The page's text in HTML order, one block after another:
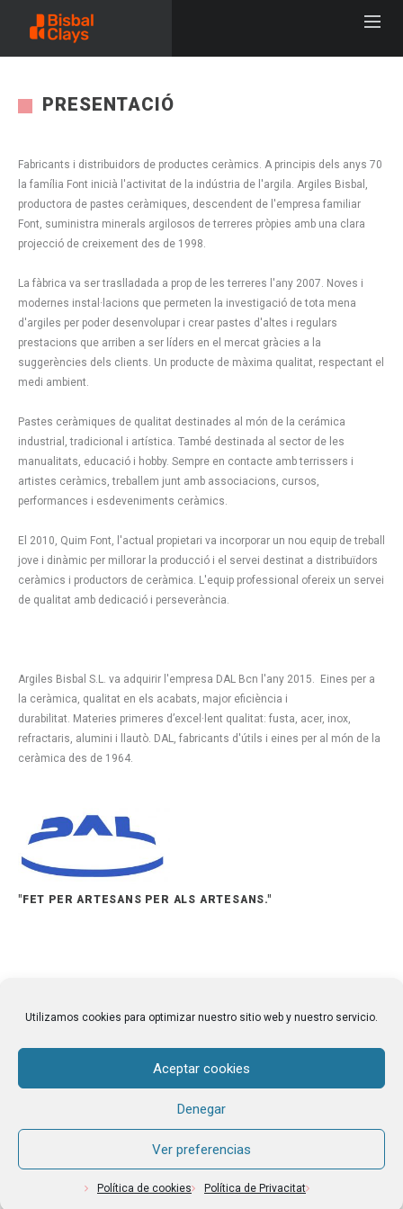
Utilizamos cookies para optimizar nuestro sitio web y nuestro servicio.
Aceptar cookies
Denegar
Ver preferencias
Política de cookies Política de Privacitat
PRESENTACIÓ
Fabricants i distribuidors de productes ceràmics. A principis dels anys 70
la família Font inicià l'activitat de la indústria de l'argila. Argiles Bisbal,
productora de pastes ceràmiques, descendent de l'empresa familiar
Font, suministra minerals argilosos de terreres pròpies amb una clara
projecció de creixement des de 1998.
La fàbrica va ser traslladada a prop de les terreres l'any 2007. Noves i
modernes instal·lacions que permeten la investigació de tota mena
d'argiles per poder desenvolupar i crear pastes d'altes i regulars
prestacions que arriben a ser líders en el mercat gràcies a la
suggerències dels clients. Un producte de màxima qualitat, respectant el
medi ambient.
Pastes ceràmiques de qualitat destinades al món de la cerámica
industrial, tradicional i artística. També destinada al sector de les
manualitats, educació i hobby. Sempre en contacte amb terrissers i
artistes ceràmics, treballem junt amb associacions, cursos,
performances i esdeveniments ceràmics.
El 2010, Quim Font, l'actual propietari va incorporar un nou equip de treball
jove i dinàmic per millorar la producció i el servei destinat a distribuïdors
ceràmics i productors de ceràmica. L'equip professional ofereix un servei
de qualitat amb dedicació i perseverància.
Argiles Bisbal S.L. va adquirir l'empresa DAL Bcn l'any 2015. Eines per a
la ceràmica, qualitat en els acabats, major eficiència i
durabilitat. Materies primeres d’excel·lent qualitat: fusta, acer, inox,
refractaris, alumini i llautò. DAL, fabricants d'útils i eines per al món de la
ceràmica des de 1964.
"FET PER ARTESANS PER ALS ARTESANS."